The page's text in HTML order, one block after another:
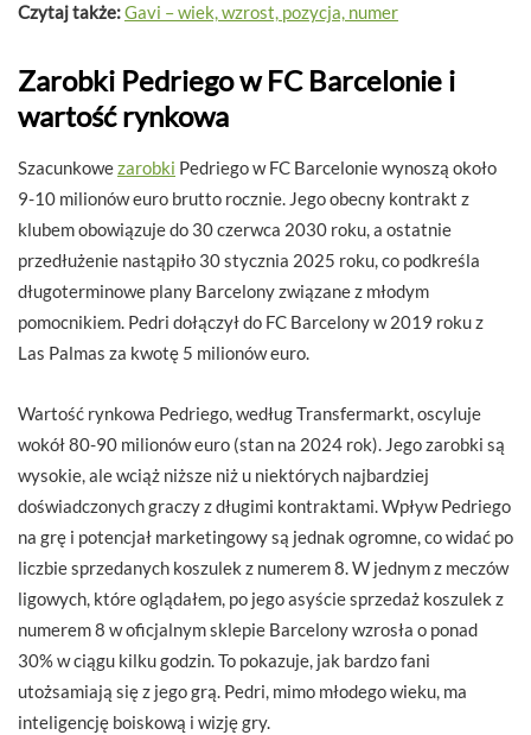
Czytaj także:Gavi – wiek, wzrost, pozycja, numer
Zarobki Pedriego w FC Barcelonie i
wartość rynkowa
Szacunkowezarobki Pedriego w FC Barcelonie wynoszą około
9-10 milionów euro brutto rocznie. Jego obecny kontrakt z
klubem obowiązuje do 30 czerwca 2030 roku, a ostatnie
przedłużenie nastąpiło 30 stycznia 2025 roku, co podkreśla
długoterminowe plany Barcelony związane z młodym
pomocnikiem. Pedri dołączył do FC Barcelony w 2019 roku z
Las Palmas za kwotę 5 milionów euro.
Wartość rynkowa Pedriego, według Transfermarkt, oscyluje
wokół 80-90 milionów euro (stan na 2024 rok). Jego zarobki są
wysokie, ale wciąż niższe niż u niektórych najbardziej
doświadczonych graczy z długimi kontraktami. Wpływ Pedriego
na grę i potencjał marketingowy są jednak ogromne, co widać po
liczbie sprzedanych koszulek z numerem 8. W jednym z meczów
ligowych, które oglądałem, po jego asyście sprzedaż koszulek z
numerem 8 w oficjalnym sklepie Barcelony wzrosła o ponad
30% w ciągu kilku godzin. To pokazuje, jak bardzo fani
utożsamiają się z jego grą. Pedri, mimo młodego wieku, ma
inteligencję boiskową i wizję gry.